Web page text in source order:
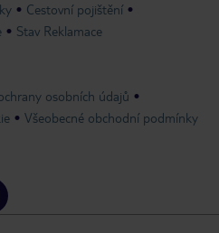
Cestovní pojištění
Stav Reklamace
osobních údajů
Všeobecné obchodní podmínky